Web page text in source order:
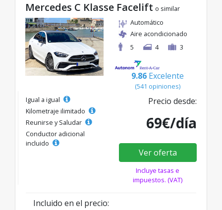
Mercedes C Klasse Facelift o similar
Automático
Aire acondicionado
5
4 3
9.86 Excelente
(541 opiniones)
Igual a igual
Kilometraje ilimitado
Reunirse y Saludar
Conductor adicional
incluido
Precio desde:
69€/día
Ver oferta
Incluye tasas e
impuestos. (VAT)
Incluido en el precio: